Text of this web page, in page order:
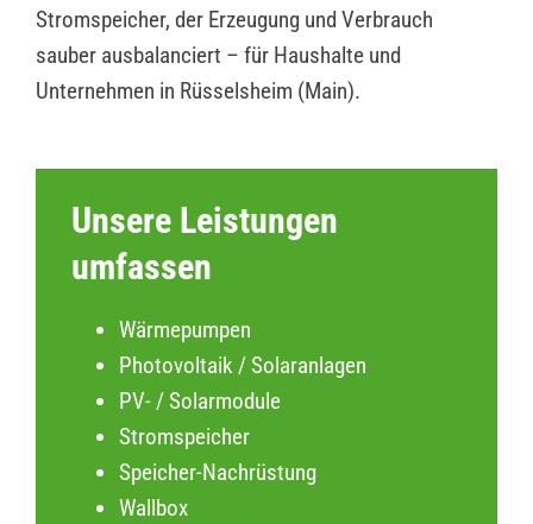
Stromspeicher, der Erzeugung und Verbrauch
sauber ausbalanciert – für Haushalte und
Unternehmen in Rüsselsheim (Main).
Unsere Leistungen
umfassen
Wärmepumpen
Photovoltaik / Solaranlagen
PV- / Solarmodule
Stromspeicher
Speicher-Nachrüstung
Wallbox